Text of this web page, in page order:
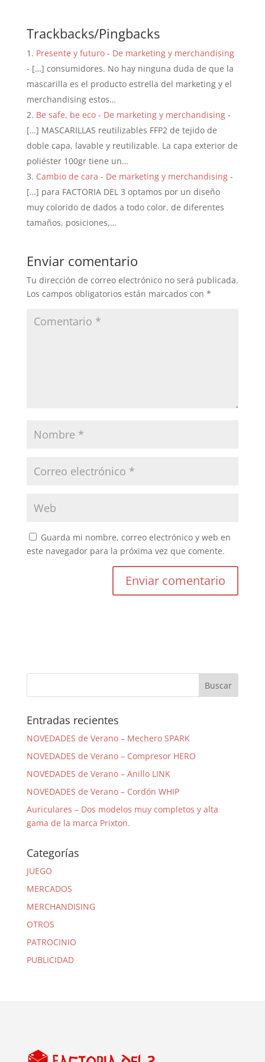
Trackbacks/Pingbacks
Presente y futuro - De marketing y merchandising
- […] consumidores. No hay ninguna duda de que la
mascarilla es el producto estrella del marketing y el
merchandising estos…
Be safe, be eco - De marketing y merchandising-
[…] MASCARILLAS reutilizables FFP2 de tejido de
doble capa, lavable y reutilizable. La capa exterior de
poliéster 100gr tiene un…
Cambio de cara - De marketing y merchandising-
[…] para FACTORIA DEL 3 optamos por un diseño
muy colorido de dados a todo color, de diferentes
tamaños, posiciones,…
Enviar comentario
Tu dirección de correo electrónico no será publicada.
Los campos obligatorios están marcados con *
Guarda mi nombre, correo electrónico y web en
este navegador para la próxima vez que comente.
Entradas recientes
NOVEDADES de Verano – Mechero SPARK
NOVEDADES de Verano – Compresor HERO
NOVEDADES de Verano – Anillo LINK
NOVEDADES de Verano – Cordón WHIP
Auriculares – Dos modelos muy completos y alta
gama de la marca Prixton.
Categorías
JUEGO
MERCADOS
MERCHANDISING
OTROS
PATROCINIO
PUBLICIDAD